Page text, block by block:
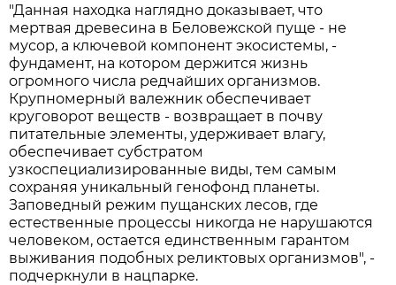
"Данная находка наглядно доказывает, что
мертвая древесина в Беловежской пуще - не
мусор, а ключевой компонент экосистемы, -
фундамент, на котором держится жизнь
огромного числа редчайших организмов.
Крупномерный валежник обеспечивает
круговорот веществ - возвращает в почву
питательные элементы, удерживает влагу,
обеспечивает субстратом
узкоспециализированные виды, тем самым
сохраняя уникальный генофонд планеты.
Заповедный режим пущанских лесов, где
естественные процессы никогда не нарушаются
человеком, остается единственным гарантом
выживания подобных реликтовых организмов", -
подчеркнули в нацпарке.